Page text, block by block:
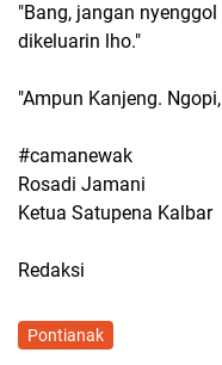
"Bang, jangan
dikeluarin lho."
"Ampun Kanjeng.
#camanewak
Rosadi Jamani
Ketua Satupena Kalbar
Redaksi
Pontianak